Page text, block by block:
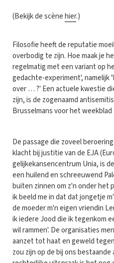
(Bekijk de scènehier.)
Filosofie heeft de reputatie
overbodig te zijn. Hoe maak je
regelmatig met een variant op
gedachte-experiment', namelijk
over … ?' Een actuele kwestie
zijn, is de zogenaamd
Brusselmans voor het weekblad
De passage die zoveel
klacht bij justitie van de EJA
gelijkekansencentrum Unia, is
een huilend en schreeuwend
buiten zinnen om z'n onder het
ik beeld me in dat dat jongetje
de moeder m'n eigen vriendin
ik iedere Jood die ik tegenkom
wil rammen'. De organisaties
aanzet tot haat en geweld
zou zijn op de bij ons